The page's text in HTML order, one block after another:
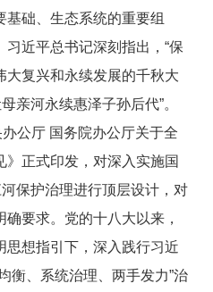
础、生态系统的重要组
近平总书记深刻指出，“保
大复兴和永续发展的千秋大
亲河永续惠泽子孙后代”。
公厅 国务院办公厅关于全
正式印发，对深入实施国
保护治理进行顶层设计，对
要求。党的十八大以来，
思想指引下，深入践行习近
衡、系统治理、两手发力”治